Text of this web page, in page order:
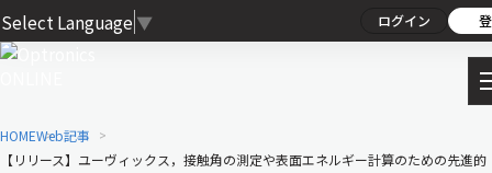
Select Language ▼ ログイン
HOMEWeb記事
【リリース】ユーヴィックス，接触角の測定や表面エネルギー計算のための先進的